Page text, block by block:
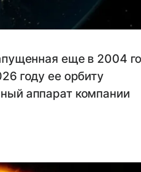
еще в 2004
году ее орбиту
аппарат компании